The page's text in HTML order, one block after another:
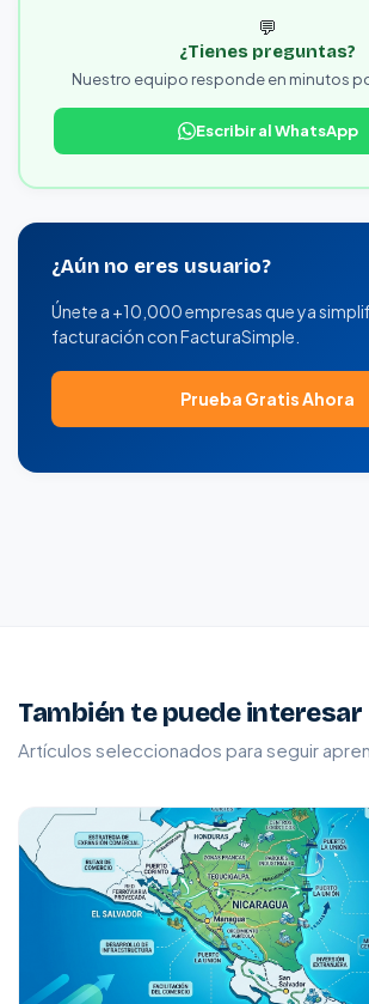
💬
¿Tienes preguntas?
Nuestro equipo responde en minutos
Escribir al WhatsApp
¿Aún no eres usuario?
Únete a +10,000 empresas que ya
facturación con FacturaSimple.
Prueba Gratis Ahora
También te puede interesar
Artículos seleccionados para seguir